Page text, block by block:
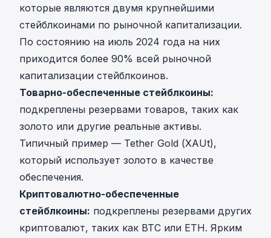
которые являются двумя крупнейшими
стейблкоинами по рыночной капитализации.
По состоянию на июль 2024 года на них
приходится более 90% всей рыночной
капитализации стейблкоинов.
Товарно-обеспеченные стейблкоины:
подкреплены резервами товаров, таких как
золото или другие реальные активы.
Типичный пример — Tether Gold (XAUt),
который использует золото в качестве
обеспечения.
Криптовалютно-обеспеченные
стейблкоины: подкреплены резервами других
криптовалют, таких как BTC или ETH. Ярким